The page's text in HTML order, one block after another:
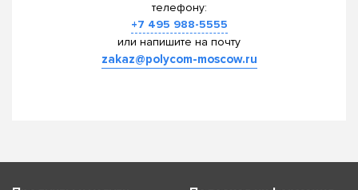
телефону:
+7 495 988-5555
или напишите на почту
zakaz@polycom-moscow.ru